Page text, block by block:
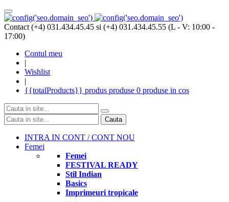
Contact (+4) 031.434.45.45 si (+4) 031.434.45.55 (L - V: 10:00 -
17:00)
Contul meu
|
Wishlist
|
{{totalProducts}} produs produse 0 produse in cos
Cauta
INTRA IN CONT / CONT NOU
Femei
Femei
FESTIVAL READY
Stil Indian
Basics
Imprimeuri tropicale